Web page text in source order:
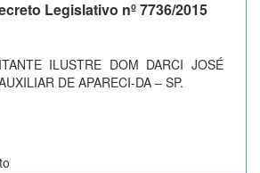
Legislativo nº 7736/2015
ILUSTRE DOM DARCI JOSÉ
DE APARECI-DA – SP.